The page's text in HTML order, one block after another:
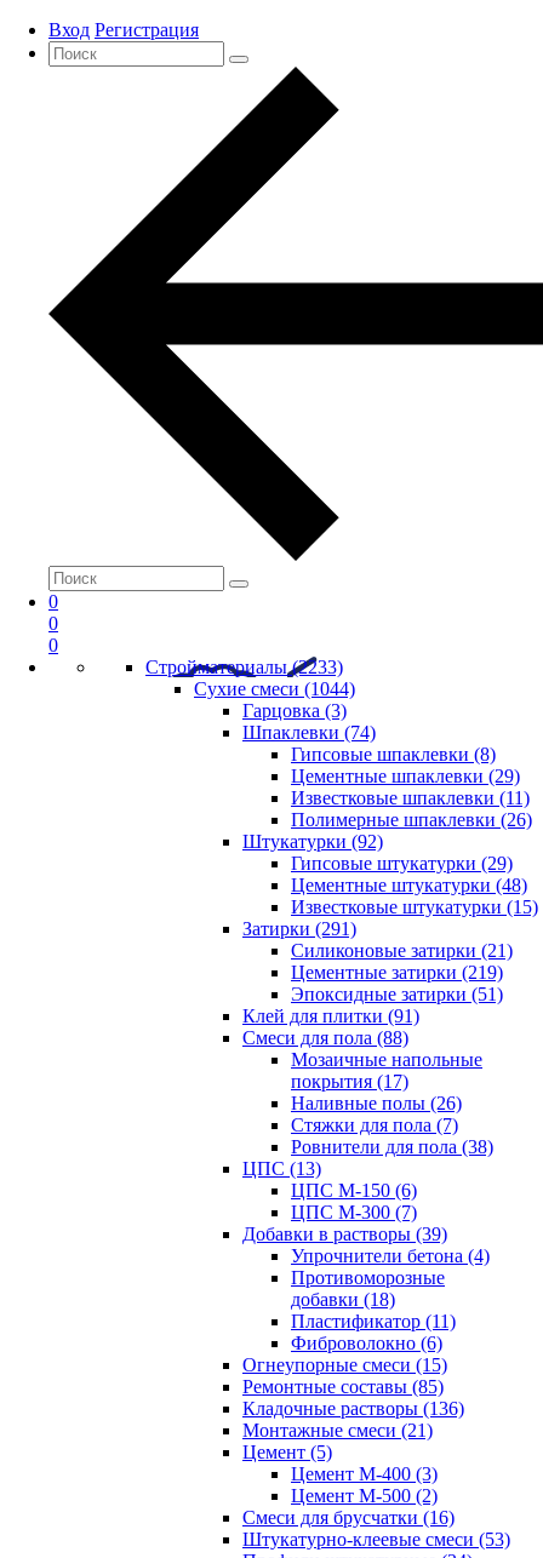
Вход Регистрация
0
0
0
Стройматериалы (2233)
Сухие смеси (1044)
Гарцовка (3)
Шпаклевки (74)
Гипсовые шпаклевки (8)
Цементные шпаклевки (29)
Известковые шпаклевки (11)
Полимерные шпаклевки (26)
Штукатурки (92)
Гипсовые штукатурки (29)
Цементные штукатурки (48)
Известковые штукатурки (15)
Затирки (291)
Силиконовые затирки (21)
Цементные затирки (219)
Эпоксидные затирки (51)
Клей для плитки (91)
Смеси для пола (88)
Мозаичные напольные
покрытия (17)
Наливные полы (26)
Стяжки для пола (7)
Ровнители для пола (38)
ЦПС (13)
ЦПС М-150 (6)
ЦПС М-300 (7)
Добавки в растворы (39)
Упрочнители бетона (4)
Противоморозные
добавки (18)
Пластификатор (11)
Фиброволокно (6)
Огнеупорные смеси (15)
Ремонтные составы (85)
Кладочные растворы (136)
Монтажные смеси (21)
Цемент (5)
Цемент М-400 (3)
Цемент М-500 (2)
Смеси для брусчатки (16)
Штукатурно-клеевые смеси (53)